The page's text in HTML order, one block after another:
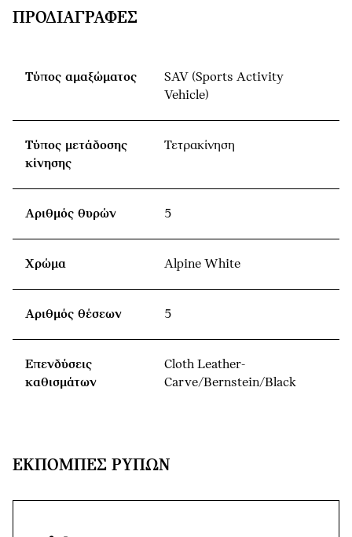
ΠΡΟΔΙΑΓΡΑΦΈΣ
Τύπος αμαξώματος
SAV (Sports Activity
Vehicle)
Τύπος μετάδοσης
κίνησης
Τετρακίνηση
Αριθμός θυρών 5
Χρώμα Alpine White
Αριθμός θέσεων 5
Επενδύσεις
καθισμάτων
Cloth Leather-
Carve/Bernstein/Black
ΕΚΠΟΜΠΈΣ ΡΎΠΩΝ